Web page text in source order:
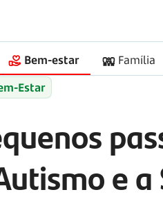
Bem-estar Família
Estar
e